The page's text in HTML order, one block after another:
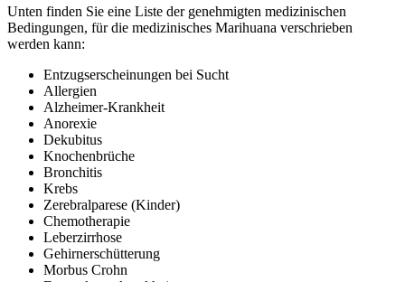
Unten finden Sie eine Liste der genehmigten medizinischen
Bedingungen, für die medizinisches Marihuana verschrieben
werden kann:
Entzugserscheinungen bei Sucht
Allergien
Alzheimer-Krankheit
Anorexie
Dekubitus
Knochenbrüche
Bronchitis
Krebs
Zerebralparese (Kinder)
Chemotherapie
Leberzirrhose
Gehirnerschütterung
Morbus Crohn